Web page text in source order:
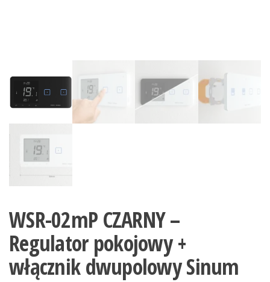
WSR-02mP CZARNY –
Regulator pokojowy +
włącznik dwupolowy Sinum